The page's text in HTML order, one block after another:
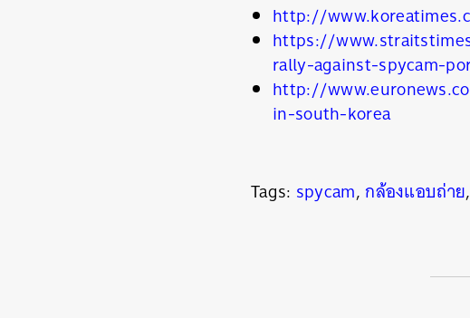
http://
https://
rally-against-spycam-
http://
in-south-korea
Tags: spycam,กล้องแอบถ่าย,